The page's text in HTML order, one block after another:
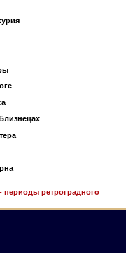
периоды ретроградного